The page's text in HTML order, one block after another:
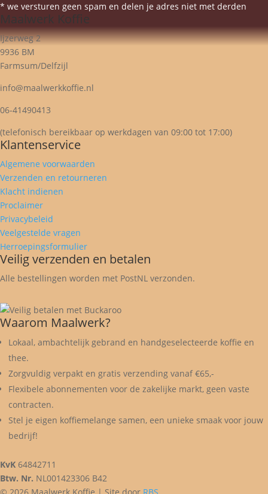
* we versturen geen spam en delen je adres niet met derden
Maalwerk Koffie
Ijzerweg 2
9936 BM
Farmsum/Delfzijl
info@maalwerkkoffie.nl
06-41490413
(telefonisch bereikbaar op werkdagen van 09:00 tot 17:00)
Klantenservice
Algemene voorwaarden
Verzenden en retourneren
Klacht indienen
Proclaimer
Privacybeleid
Veelgestelde vragen
Herroepingsformulier
Veilig verzenden en betalen
Alle bestellingen worden met PostNL verzonden.
Waarom Maalwerk?
Lokaal, ambachtelijk gebrand en handgeselecteerde koffie en
thee.
Zorgvuldig verpakt en gratis verzending vanaf €65,-
Flexibele abonnementen voor de zakelijke markt, geen vaste
contracten.
Stel je eigen koffiemelange samen, een unieke smaak voor jouw
bedrijf!
KvK 64842711
Btw. Nr. NL001423306 B42